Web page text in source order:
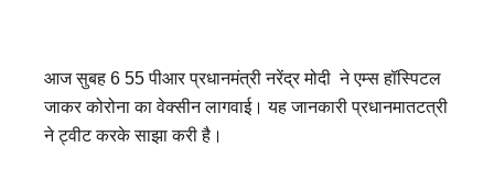
आज सुबह 6 55 पीआर प्रधानमंत्री नरेंद्र मोदी ने एम्स हॉस्पिटल
जाकर कोरोना का वेक्सीन लागवाई। यह जानकारी प्रधानमातटत्री
ने ट्वीट करके साझा करी है।